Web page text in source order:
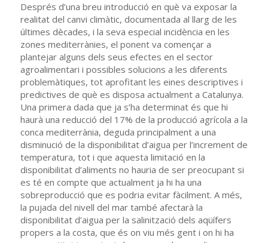
Després d’una breu introducció en què va exposar la
realitat del canvi climàtic, documentada al llarg de les
últimes dècades, i la seva especial incidència en les
zones mediterrànies, el ponent va començar a
plantejar alguns dels seus efectes en el sector
agroalimentari i possibles solucions a les diferents
problemàtiques, tot aprofitant les eines descriptives i
predictives de què es disposa actualment a Catalunya.
Una primera dada que ja s’ha determinat és que hi
haurà una reducció del 17% de la producció agrícola a la
conca mediterrània, deguda principalment a una
disminució de la disponibilitat d’aigua per l’increment de
temperatura, tot i que aquesta limitació en la
disponibilitat d’aliments no hauria de ser preocupant si
es té en compte que actualment ja hi ha una
sobreproducció que es podria evitar fàcilment. A més,
la pujada del nivell del mar també afectarà la
disponibilitat d’aigua per la salinització dels aqüífers
propers a la costa, que és on viu més gent i on hi ha